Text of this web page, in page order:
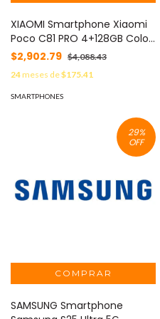
XIAOMI Smartphone Xiaomi
Poco C81 PRO 4+128GB Color
Verde MOD: 75881
$2,902.79 $4,088.43
24meses de$175.41
SMARTPHONES
29%
OFF
SAMSUNG Smartphone